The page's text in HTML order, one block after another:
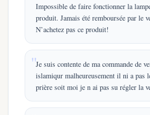
Impossible de faire fonctionner la
produit. Jamais été remboursée par le
N’achetez pas ce produit!
Je suis contente de ma commande de
islamiqur malheureusement il ni a pas
prière soit moi je n ai pas su régler la